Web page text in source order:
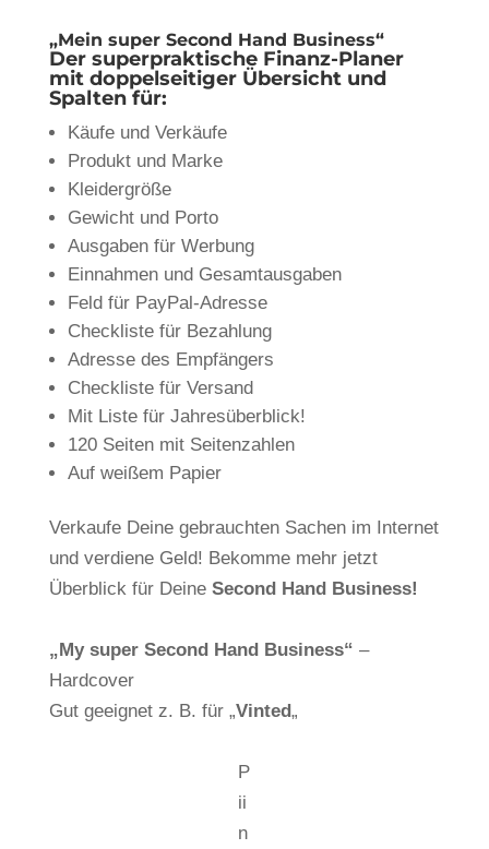
„Mein super Second Hand Business“
Der superpraktische Finanz-Planer
mit doppelseitiger Übersicht und
Spalten für:
Käufe und Verkäufe
Produkt und Marke
Kleidergröße
Gewicht und Porto
Ausgaben für Werbung
Einnahmen und Gesamtausgaben
Feld für PayPal-Adresse
Checkliste für Bezahlung
Adresse des Empfängers
Checkliste für Versand
Mit Liste für Jahresüberblick!
120 Seiten mit Seitenzahlen
Auf weißem Papier
Verkaufe Deine gebrauchten Sachen im Internet
und verdiene Geld! Bekomme mehr jetzt
Überblick für Deine Second Hand Business!
„My super Second Hand Business“ –
Hardcover
Gut geeignet z. B. für „Vinted„
P
ii
n